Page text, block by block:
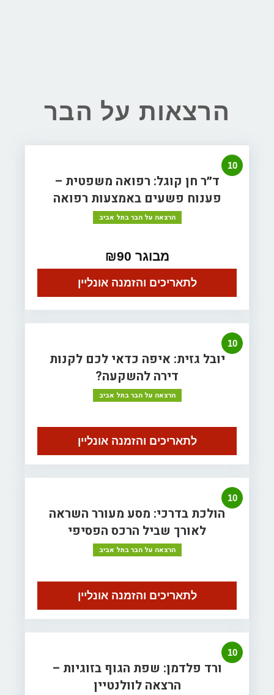
הרצאות על הבר
10
ד״ר חן קוגל: רפואה משפטית –
פענוח פשעים באמצעות רפואה
הרצאה על הבר בתל אביב
מבוגר ₪90
לתאריכים והזמנה אונליין
10
יובל גזית: איפה כדאי לכם לקנות
דירה להשקעה?
הרצאה על הבר בתל אביב
לתאריכים והזמנה אונליין
10
הולכת בדרכי: מסע מעורר השראה
לאורך שביל הרכס הפסיפי
הרצאה על הבר בתל אביב
לתאריכים והזמנה אונליין
10
ורד פלדמן: שפת הגוף בזוגיות –
הרצאה לוולנטיין